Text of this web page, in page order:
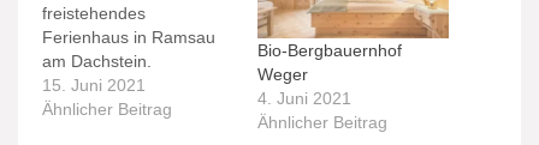
freistehendes
Ferienhaus in Ramsau
am Dachstein.
15. Juni 2021
Ähnlicher Beitrag
Bio-Bergbauernhof
Weger
4. Juni 2021
Ähnlicher Beitrag